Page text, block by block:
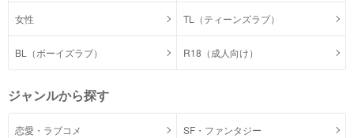
女性 TL（ティーンズラブ）
BL（ボーイズラブ） R18（成人向け）
ジャンルから探す
恋愛・ラブコメ SF・ファンタジー